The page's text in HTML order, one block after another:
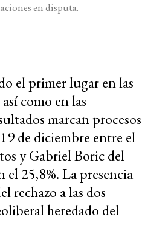
en disputa.
el primer lugar en las
como en las
marcan procesos
de diciembre entre el
y Gabriel Boric del
25,8%. La presencia
rechazo a las dos
heredado del